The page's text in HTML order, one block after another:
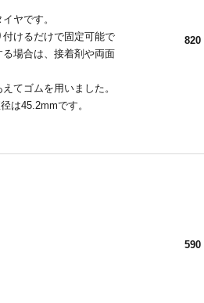
ヤです。
けるだけで固定可能で
場合は、接着剤や両面
てゴムを用いました。
は45.2mmです。
820
590